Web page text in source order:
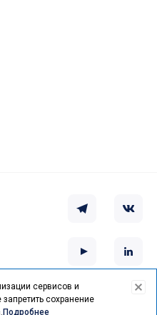
сервисов и
сохранение
Подробнее